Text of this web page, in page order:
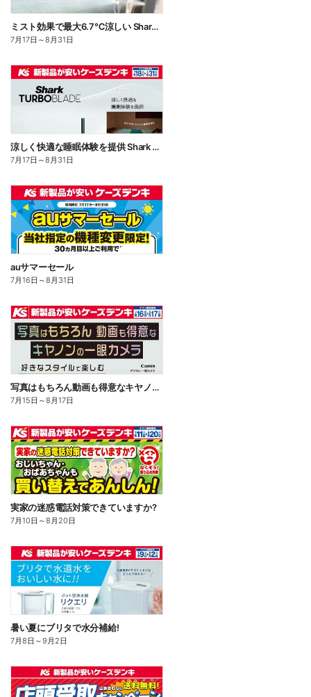
ミスト効果で最大6.7℃涼しい Shark FLEXBREEZE PRO MIST
7月17日 ～8月31日
涼しく快適な睡眠体験を提供 Shark TUBOBLADE
7月17日 ～8月31日
auサマーセール
7月16日 ～8月31日
写真はもちろん動画も得意なキヤノンの一眼カメラ
7月15日 ～8月17日
実家の迷惑電話対策できていますか?
7月10日 ～8月20日
暑い夏にブリタで水分補給!
7月8日 ～9月2日